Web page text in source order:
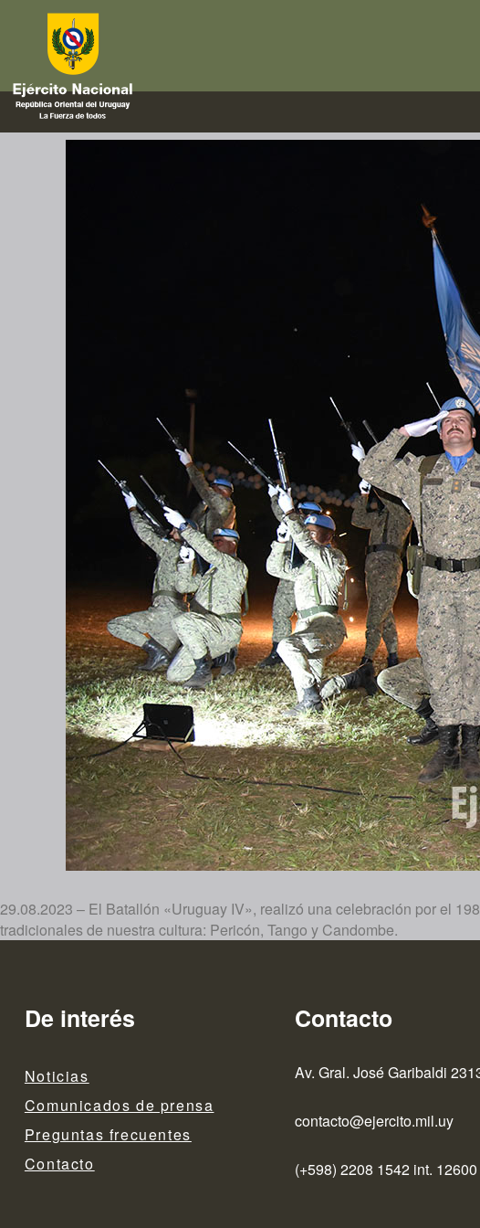
tango
198° aniversario de la Declaratoria
29.08.2023 – El Batallón «Uruguay IV», realizó una celebración por el
tradicionales de nuestra cultura: Pericón, Tango y Candombe.
De interés
Noticias
Comunicados de prensa
Preguntas frecuentes
Contacto
Contacto
Av. Gral. José Garibaldi
contacto@ejercito.mil.uy
(+598) 2208 1542 int. 12600